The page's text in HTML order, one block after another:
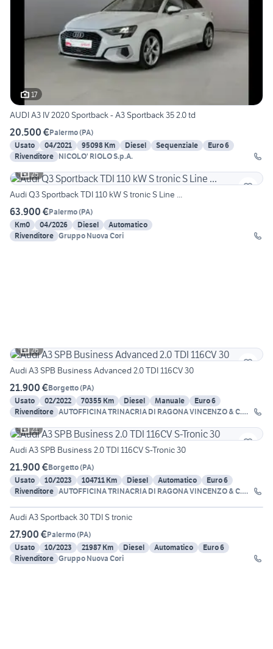
17
AUDI A3 IV 2020 Sportback - A3 Sportback 35 2.0 td
20.500 €Palermo(PA)
Usato
04/2021 95098 Km Diesel Sequenziale
Euro 6
Rivenditore NICOLO' RIOLO S.p.A.
25
Audi Q3 Sportback TDI 110 kW S tronic S Line ...
63.900 €Palermo(PA)
Km0
04/2026 Diesel
Automatico
Rivenditore Gruppo Nuova Cori
26
Audi A3 SPB Business Advanced 2.0 TDI 116CV 30
21.900 €Borgetto(PA)
Usato
02/2022 70355 Km Diesel Manuale
Euro 6
Rivenditore AUTOFFICINA TRINACRIA DI RAGONA VINCENZO & C.
21
Audi A3 SPB Business 2.0 TDI 116CV S-Tronic 30
21.900 €Borgetto(PA)
Usato
10/2023 104711 Km Diesel Automatico
Euro 6
Rivenditore AUTOFFICINA TRINACRIA DI RAGONA VINCENZO & C.
16
Audi A3 Sportback 30 TDI S tronic
27.900 €Palermo(PA)
Usato
10/2023 21987 Km Diesel Automatico
Euro 6
Rivenditore Gruppo Nuova Cori